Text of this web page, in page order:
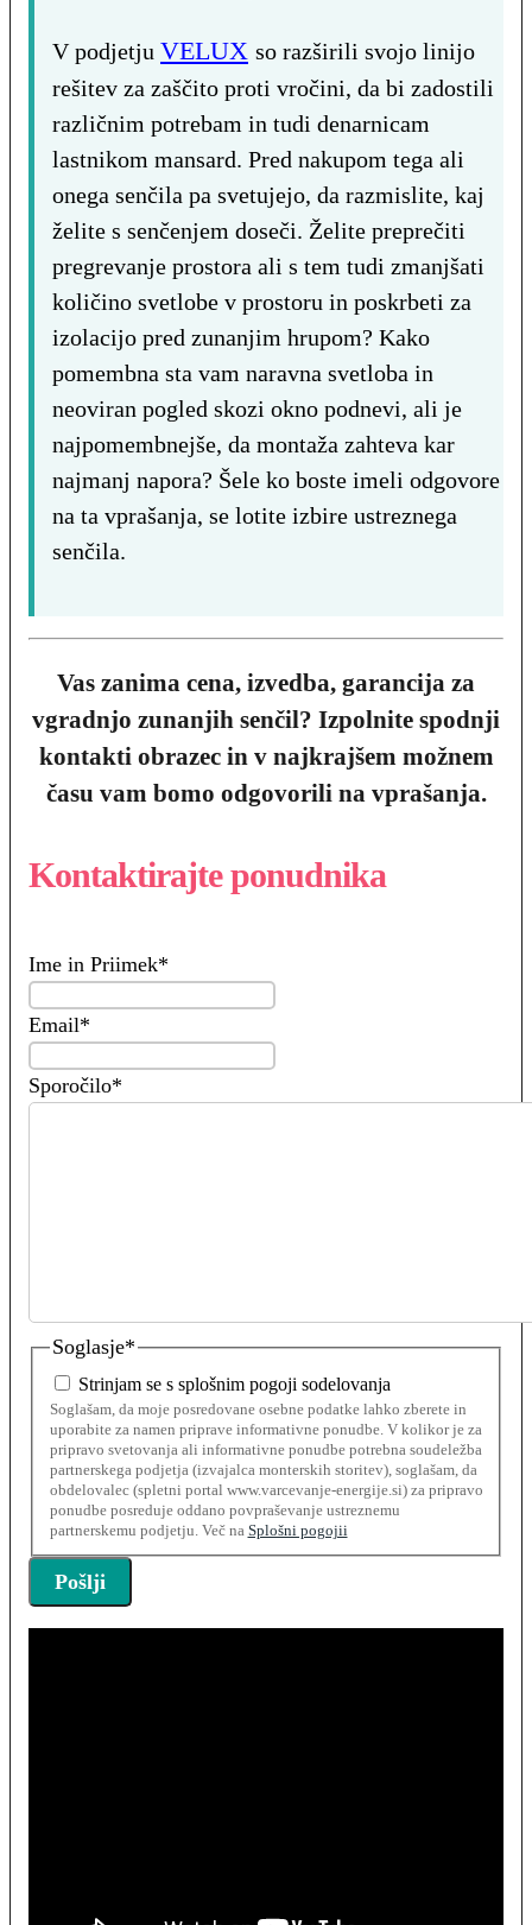
V podjetju VELUX so razširili svojo linijo
rešitev za zaščito proti vročini, da bi zadostili
različnim potrebam in tudi denarnicam
lastnikom mansard. Pred nakupom tega ali
onega senčila pa svetujejo, da razmislite, kaj
želite s senčenjem doseči. Želite preprečiti
pregrevanje prostora ali s tem tudi zmanjšati
količino svetlobe v prostoru in poskrbeti za
izolacijo pred zunanjim hrupom? Kako
pomembna sta vam naravna svetloba in
neoviran pogled skozi okno podnevi, ali je
najpomembnejše, da montaža zahteva kar
najmanj napora? Šele ko boste imeli odgovore
na ta vprašanja, se lotite izbire ustreznega
senčila.
Vas zanima cena, izvedba, garancija za
vgradnjo zunanjih senčil? Izpolnite spodnji
kontakti obrazec in v najkrajšem možnem
času vam bomo odgovorili na vprašanja.
Kontaktirajte ponudnika
Ime in Priimek*
Email*
Sporočilo*
Soglasje*
Strinjam se s splošnim pogoji sodelovanja
Soglašam, da moje posredovane osebne podatke lahko zberete in
uporabite za namen priprave informativne ponudbe. V kolikor je za
pripravo svetovanja ali informativne ponudbe potrebna soudeležba
partnerskega podjetja (izvajalca monterskih storitev), soglašam, da
obdelovalec (spletni portal www.varcevanje-energije.si) za pripravo
ponudbe posreduje oddano povpraševanje ustreznemu
partnerskemu podjetju. Več na Splošni pogojii